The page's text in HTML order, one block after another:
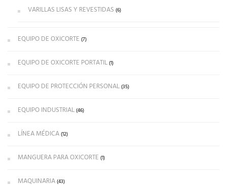
VARILLAS LISAS Y REVESTIDAS (6)
EQUIPO DE OXICORTE (7)
EQUIPO DE OXICORTE PORTATIL(1)
EQUIPO DE PROTECCIÓN PERSONAL(35)
EQUIPO INDUSTRIAL(46)
LÍNEA MÉDICA(12)
MANGUERA PARA OXICORTE (1)
MAQUINARIA(43)